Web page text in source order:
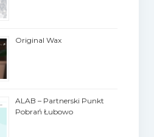
Original Wax
ALAB – Partnerski Punkt
Pobrań Łubowo